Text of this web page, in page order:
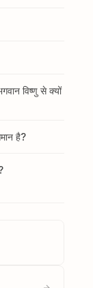
विष्णु से क्यों
है?